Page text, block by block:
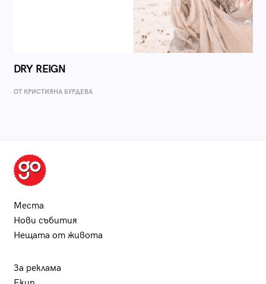
DRY REIGN
ОТ КРИСТИЯНА БУРДЕВА
Места
Нови събития
Нещата от живота
За реклама